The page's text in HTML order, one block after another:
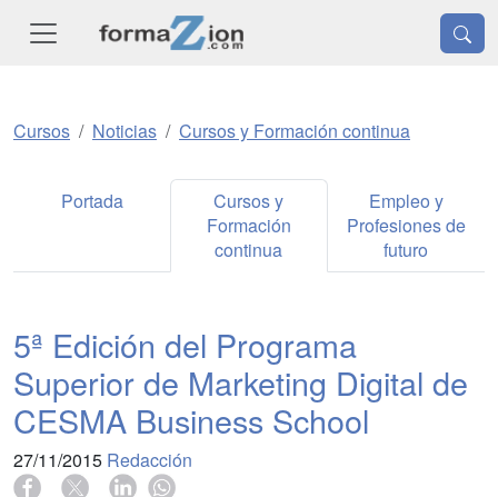
Cursos Noticias Cursos y Formación continua
Portada
Cursos y
Formación
continua
Empleo y
Profesiones de
futuro
5ª Edición del Programa
Superior de Marketing Digital de
CESMA Business School
27/11/2015 Redacción